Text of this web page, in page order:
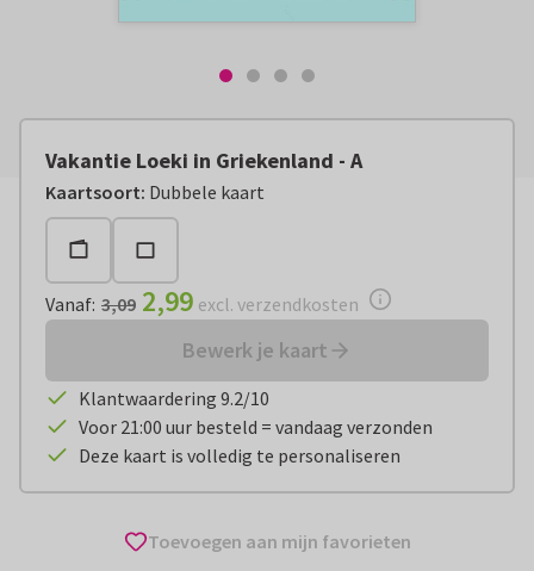
Vakantie Loeki in Griekenland - A
Kaartsoort: Dubbele kaart
Vanaf: € 2,99 excl. verzendkosten
Vanaf: 3,09 2,99 excl. verzendkosten
Bewerk je kaart
Klantwaardering 9.2/10
Voor 21:00 uur besteld = vandaag verzonden
Deze kaart is volledig te personaliseren
Toevoegen aan mijn favorieten